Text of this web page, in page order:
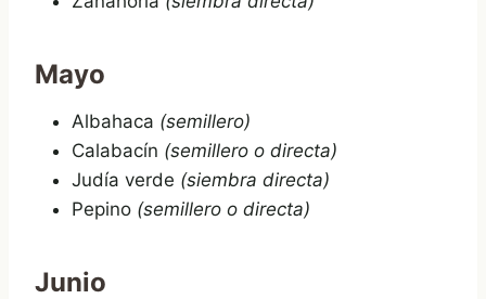
Mayo
Albahaca (semillero)
Calabacín (semillero o directa)
Judía verde (siembra directa)
Pepino (semillero o directa)
Junio